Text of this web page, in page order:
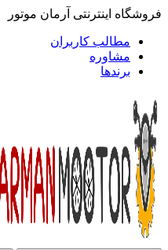
فروشگاه اینترنتی آرمان موتور
مطالب کاربران
مشاوره
برندها